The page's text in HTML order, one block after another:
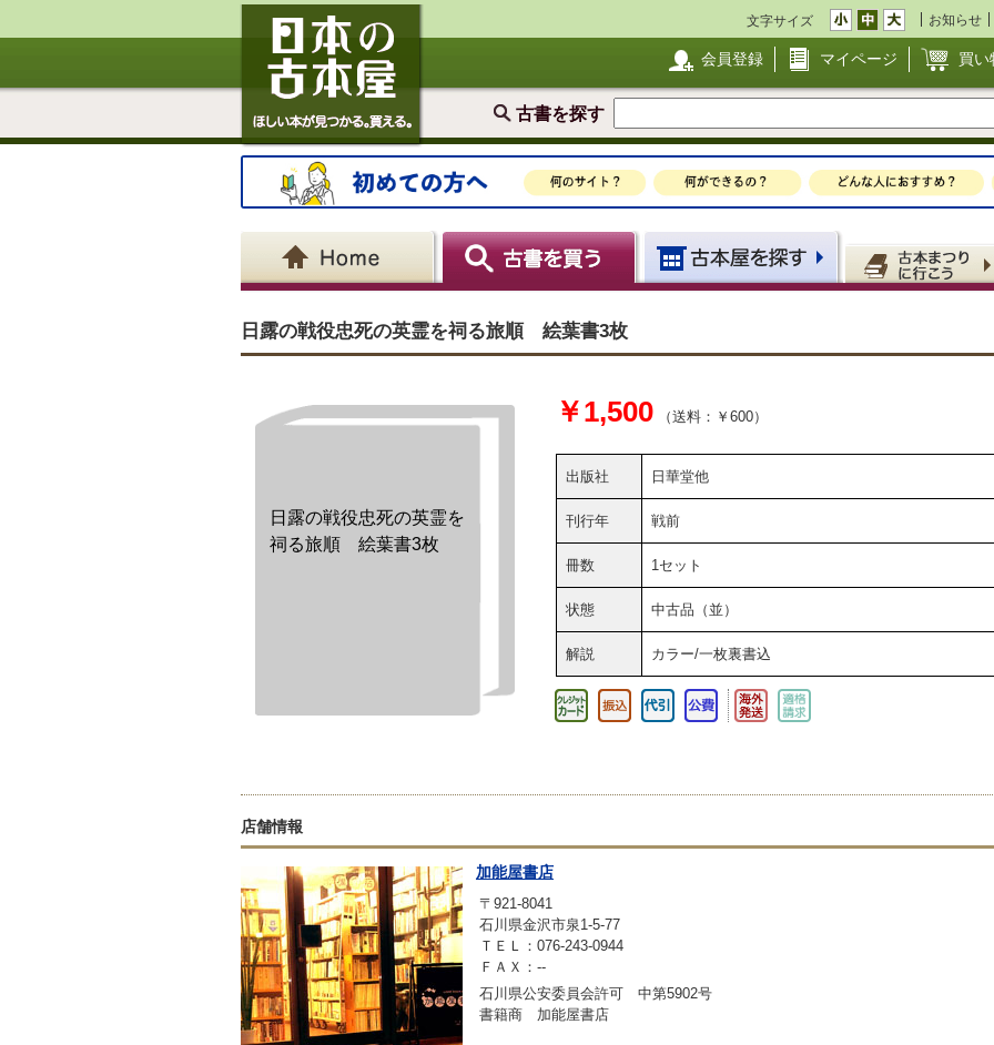
文字サイズ お知らせ
会員登録 マイページ 買い
古書を探す
日露の戦役忠死の英霊を祠る旅順 絵葉書3枚
日露の戦役忠死の英霊を
祠る旅順 絵葉書3枚
￥1,500 （送料：￥600）
出版社 日華堂他
刊行年 戦前
冊数 1セット
状態 中古品（並）
解説 カラー/一枚裏書込
店舗情報
加能屋書店
〒921-8041
石川県金沢市泉1-5-77
ＴＥＬ：076-243-0944
ＦＡＸ：--
石川県公安委員会許可 中第5902号
書籍商 加能屋書店